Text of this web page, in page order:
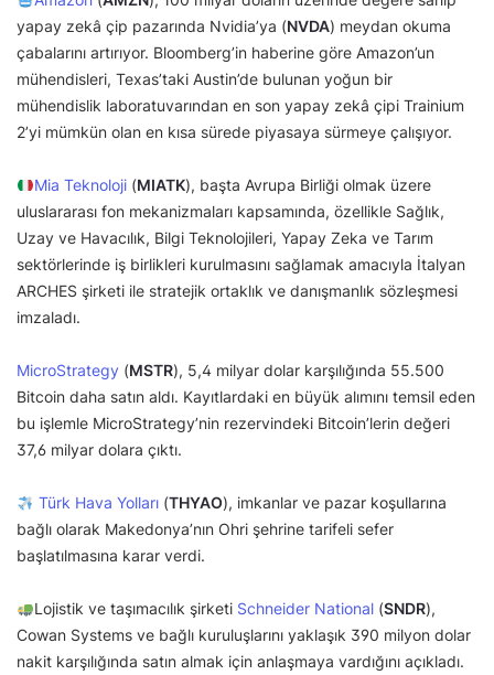
yapay zekâ çip pazarında Nvidia’ya (NVDA) meydan okuma
çabalarını artırıyor. Bloomberg’in haberine göre Amazon’un
mühendisleri, Texas’taki Austin’de bulunan yoğun bir
mühendislik laboratuvarından en son yapay zekâ çipi Trainium
2’yi mümkün olan en kısa sürede piyasaya sürmeye çalışıyor.
Mia Teknoloji (MIATK), başta Avrupa Birliği olmak üzere
uluslararası fon mekanizmaları kapsamında, özellikle Sağlık,
Uzay ve Havacılık, Bilgi Teknolojileri, Yapay Zeka ve Tarım
sektörlerinde iş birlikleri kurulmasını sağlamak amacıyla İtalyan
ARCHES şirketi ile stratejik ortaklık ve danışmanlık sözleşmesi
imzaladı.
MicroStrategy (MSTR), 5,4 milyar dolar karşılığında 55.500
Bitcoin daha satın aldı. Kayıtlardaki en büyük alımını temsil eden
bu işlemle MicroStrategy’nin rezervindeki Bitcoin’lerin değeri
37,6 milyar dolara çıktı.
Türk Hava Yolları(THYAO), imkanlar ve pazar koşullarına
bağlı olarak Makedonya’nın Ohri şehrine tarifeli sefer
başlatılmasına karar verdi.
Lojistik ve taşımacılık şirketi Schneider National(SNDR),
Cowan Systems ve bağlı kuruluşlarını yaklaşık 390 milyon dolar
nakit karşılığında satın almak için anlaşmaya vardığını açıkladı.